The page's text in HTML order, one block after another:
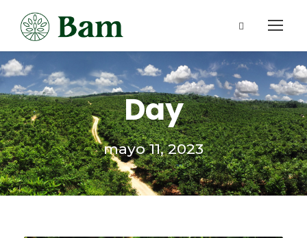
Day
mayo 11, 2023